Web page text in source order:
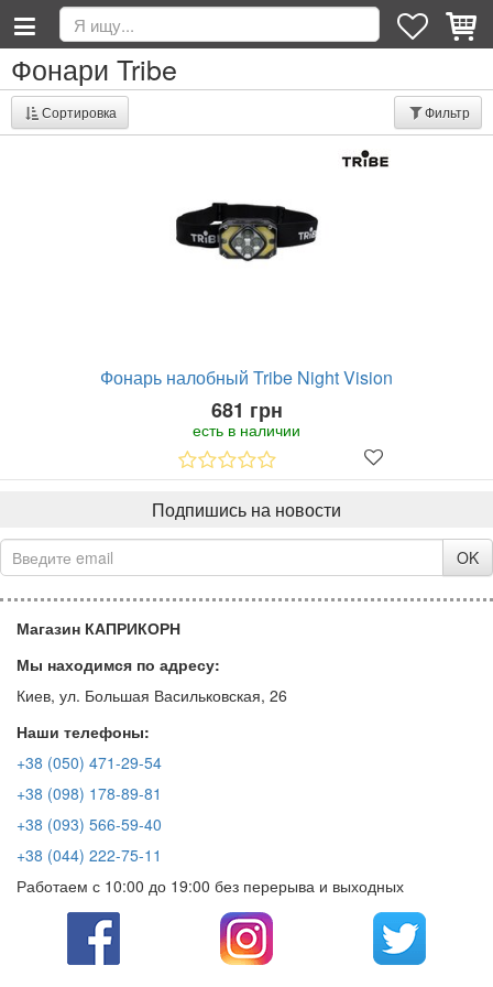
Фонари Tribe
Сортировка Фильтр
Фонарь налобный Tribe Night Vision
681 грн
есть в наличии
Подпишись на новости
OK
Магазин КАПРИКОРН
Мы находимся по адресу:
Киев, ул. Большая Васильковская, 26
Наши телефоны:
+38 (050) 471-29-54
+38 (098) 178-89-81
+38 (093) 566-59-40
+38 (044) 222-75-11
Работаем с 10:00 до 19:00 без перерыва и выходных